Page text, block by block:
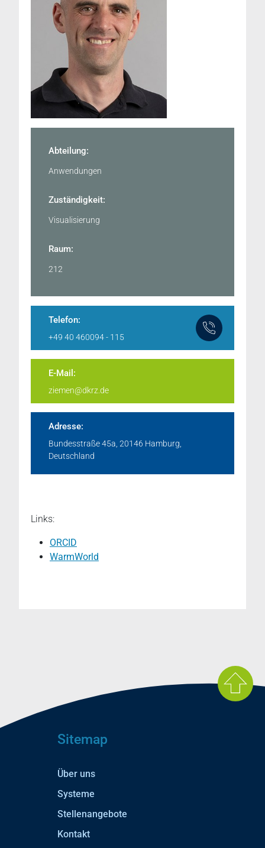
Abteilung:
Anwendungen
Zuständigkeit:
Visualisierung
Raum:
212
Telefon:
+49 40 460094 - 115
E-Mail:
ziemen@dkrz.de
Adresse:
Bundesstraße 45a, 20146 Hamburg,
Deutschland
Links:
ORCID
WarmWorld
Sitemap
Über uns
Systeme
Stellenangebote
Kontakt